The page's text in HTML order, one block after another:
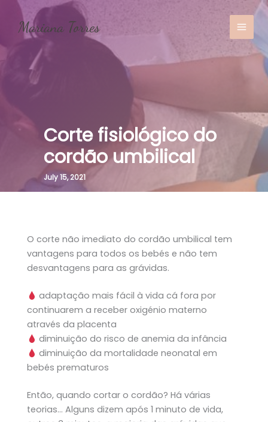
content
Corte fisiológico do
cordão umbilical
July 15, 2021
O corte não imediato do cordão umbilical tem
vantagens para todos os bebés e não tem
desvantagens para as grávidas.
adaptação mais fácil à vida cá fora por
continuarem a receber oxigénio materno
através da placenta
diminuição do risco de anemia da infância
diminuição da mortalidade neonatal em
bebés prematuros
Então, quando cortar o cordão? Há várias
teorias… Alguns dizem após 1 minuto de vida,